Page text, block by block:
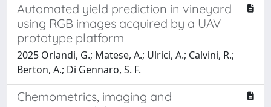
Automated yield prediction in vineyard
using RGB images acquired by a UAV
prototype platform
2025 Orlandi, G.; Matese, A.; Ulrici, A.; Calvini, R.;
Berton, A.; Di Gennaro, S. F.
Chemometrics, imaging and